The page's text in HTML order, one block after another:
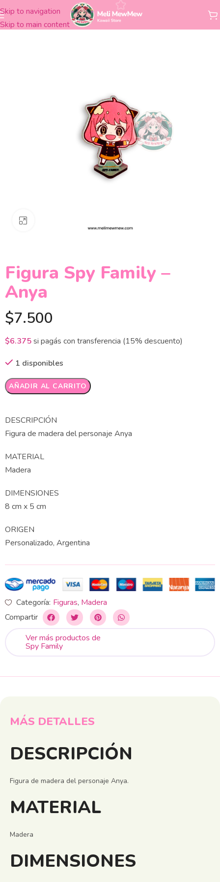
Skip to navigation
Skip to main content
Inicio Figuras Madera
Figura Spy Family –
Anya
$7.500
$6.375si pagás con transferencia (15% descuento)
1 disponibles
AÑADIR AL CARRITO
Alternative:
DESCRIPCIÓN
Figura de madera del personaje Anya
MATERIAL
Madera
DIMENSIONES
8 cm x 5 cm
ORIGEN
Personalizado, Argentina
Categoría: Figuras, Madera
Compartir
Ver más productos de
Spy Family
MÁS DETALLES
DESCRIPCIÓN
Figura de madera del personaje Anya.
MATERIAL
Madera
DIMENSIONES